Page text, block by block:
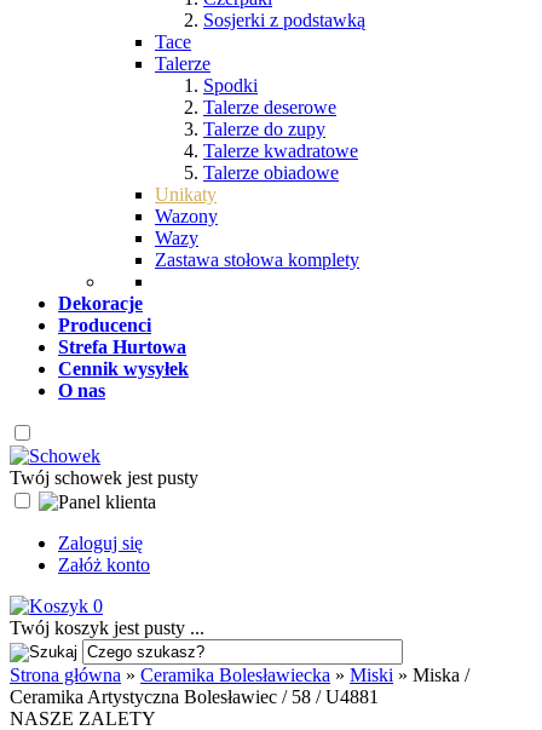
Sosjerki z podstawką
Tace
Talerze
Spodki
Talerze deserowe
Talerze do zupy
Talerze kwadratowe
Talerze obiadowe
Unikaty
Wazony
Wazy
Zastawa stołowa komplety
Dekoracje
Producenci
Strefa Hurtowa
Cennik wysyłek
O nas
Twój schowek jest pusty
Zaloguj się
Załóż konto
0
Twój koszyk jest pusty ...
Strona główna » Ceramika Bolesławiecka » Miski » Miska /
Ceramika Artystyczna Bolesławiec / 58 / U4881
NASZE ZALETY